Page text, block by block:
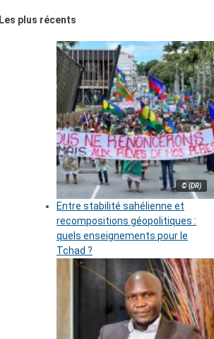
Les plus récents
© (DR)
Entre stabilité sahélienne et
recompositions géopolitiques :
quels enseignements pour le
Tchad ?